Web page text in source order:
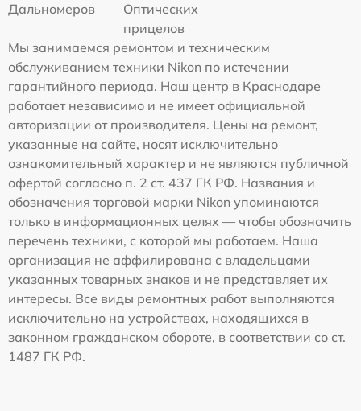
Дальномеров
Оптических
прицелов
Мы занимаемся ремонтом и техническим
обслуживанием техники Nikon по истечении
гарантийного периода. Наш центр в Краснодаре
работает независимо и не имеет официальной
авторизации от производителя. Цены на ремонт,
указанные на сайте, носят исключительно
ознакомительный характер и не являются публичной
офертой согласно п. 2 ст. 437 ГК РФ. Названия и
обозначения торговой марки Nikon упоминаются
только в информационных целях — чтобы обозначить
перечень техники, с которой мы работаем. Наша
организация не аффилирована с владельцами
указанных товарных знаков и не представляет их
интересы. Все виды ремонтных работ выполняются
исключительно на устройствах, находящихся в
законном гражданском обороте, в соответствии со ст.
1487 ГК РФ.